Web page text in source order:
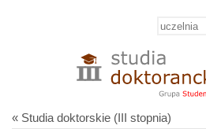
« Studia doktorskie (III stopnia)